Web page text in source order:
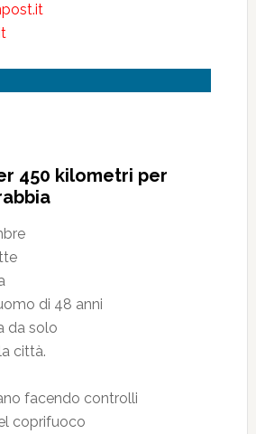
450 kilometri per
di 48 anni
da solo
città.
facendo controlli
coprifuoco